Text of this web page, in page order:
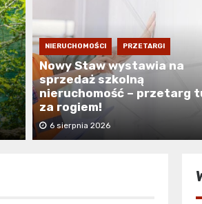
NIERUCHOMOŚCI PRZETARGI
Nowy Staw wystawia na
sprzedaż szkolną
nieruchomość – przetarg
za rogiem!
6 sierpnia 2026